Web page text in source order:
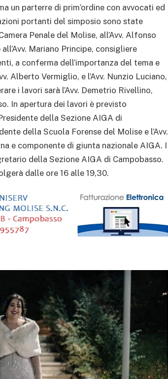
un parterre di prim’ordine con avvocati ed
portanti del simposio sono state
Penale del Molise, all’Avv. Alfonso
Mariano Principe, consigliere
a conferma dell’importanza del tema e
Alberto Vermiglio, e l’Avv. Nunzio Luciano,
i lavori sarà l’Avv. Demetrio Rivellino,
In apertura dei lavori è previsto
della Sezione AIGA di
della Scuola Forense del Molise e l’Avv.
e componente di giunta nazionale AIGA. I
della Sezione AIGA di Campobasso.
dalle ore 16 alle 19,30.